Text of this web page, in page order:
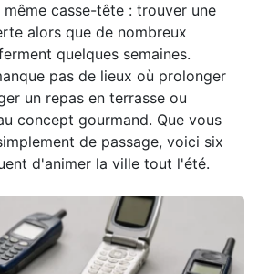
casse-tête : trouver une
alors que de nombreux
quelques semaines.
pas de lieux où prolonger
un repas en terrasse ou
concept gourmand. Que vous
de passage, voici six
d'animer la ville tout l'été.